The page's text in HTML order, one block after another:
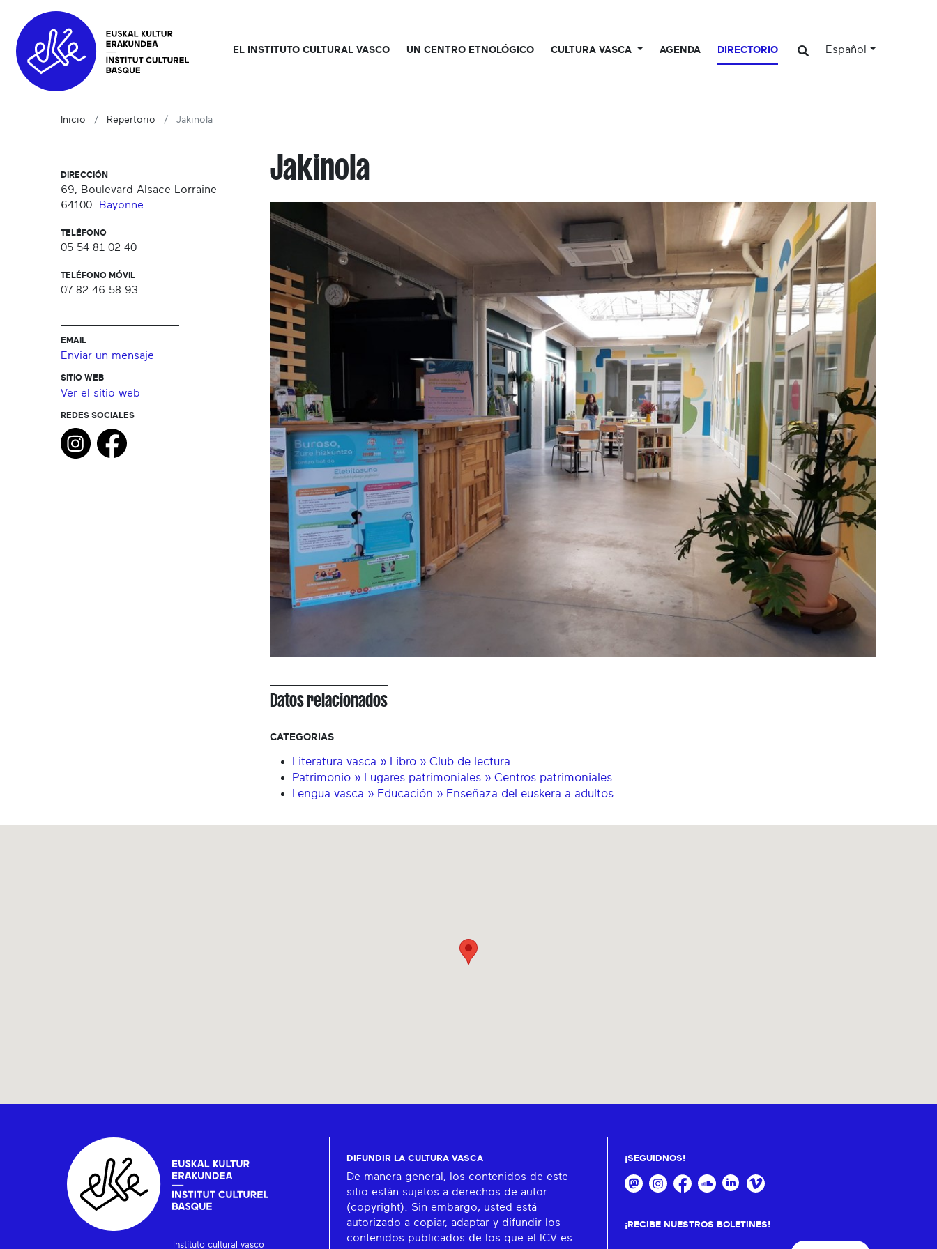
EL INSTITUTO CULTURAL VASCO UN CENTRO ETNOLÓGICO CULTURA VASCA AGENDA DIRECTORIO Español
Inicio Repertorio Jakinola
DIRECCIÓN
69, Boulevard Alsace-Lorraine
64100
Bayonne
TELÉFONO
05 54 81 02 40
TELÉFONO MÓVIL
07 82 46 58 93
EMAIL
Enviar un mensaje
SITIO WEB
Ver el sitio web
REDES SOCIALES
Jakinola
Datos relacionados
CATEGORIAS
Literatura vasca » Libro » Club de lectura
Patrimonio » Lugares patrimoniales » Centros patrimoniales
Lengua vasca » Educación » Enseñaza del euskera a adultos
Instituto cultural vasco
DIFUNDIR LA CULTURA VASCA
De manera general, los contenidos de este
sitio están sujetos a derechos de autor
(copyright). Sin embargo, usted está
autorizado a copiar, adaptar y difundir los
contenidos publicados de los que el ICV es
¡SEGUIDNOS!
¡RECIBE NUESTROS BOLETINES!